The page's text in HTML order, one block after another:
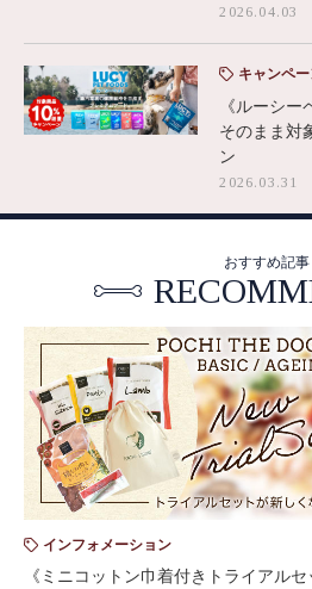
2026.04.03
キャンペ
《ルーシ
そのまま対
ン
2026.03.31
おすすめ記事
インフォメーション
《ミニコットン巾着付きトライアル